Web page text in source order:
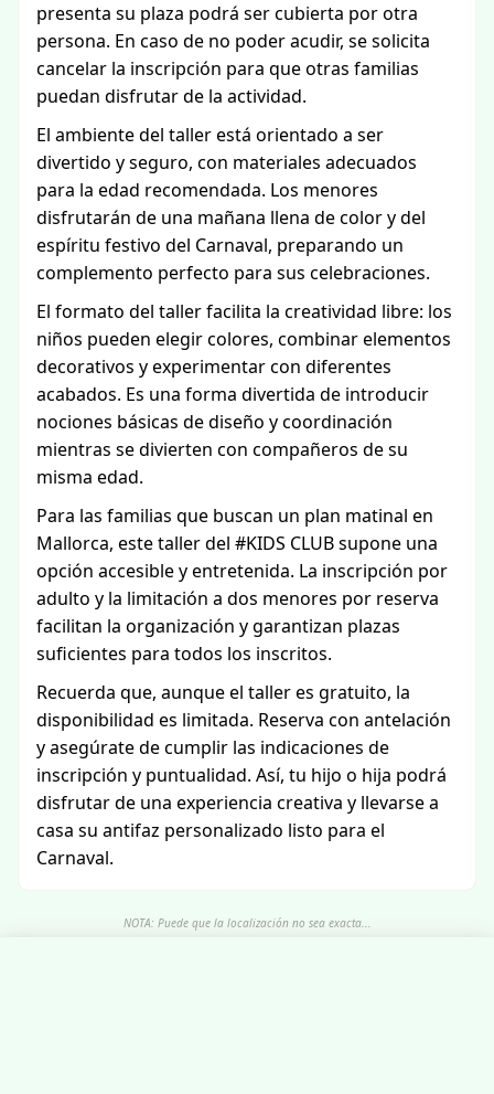
presenta su plaza podrá ser cubierta por otra
persona. En caso de no poder acudir, se solicita
cancelar la inscripción para que otras familias
puedan disfrutar de la actividad.
El ambiente del taller está orientado a ser
divertido y seguro, con materiales adecuados
para la edad recomendada. Los menores
disfrutarán de una mañana llena de color y del
espíritu festivo del Carnaval, preparando un
complemento perfecto para sus celebraciones.
El formato del taller facilita la creatividad libre: los
niños pueden elegir colores, combinar elementos
decorativos y experimentar con diferentes
acabados. Es una forma divertida de introducir
nociones básicas de diseño y coordinación
mientras se divierten con compañeros de su
misma edad.
Para las familias que buscan un plan matinal en
Mallorca, este taller del #KIDS CLUB supone una
opción accesible y entretenida. La inscripción por
adulto y la limitación a dos menores por reserva
facilitan la organización y garantizan plazas
suficientes para todos los inscritos.
Recuerda que, aunque el taller es gratuito, la
disponibilidad es limitada. Reserva con antelación
y asegúrate de cumplir las indicaciones de
inscripción y puntualidad. Así, tu hijo o hija podrá
disfrutar de una experiencia creativa y llevarse a
casa su antifaz personalizado listo para el
Carnaval.
NOTA: Puede que la localización no sea exacta...